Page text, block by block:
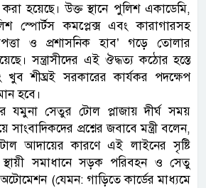
হয়েছে। উক্ত স্থানে পুলিশ একাডেমি,
স্পোর্টস কমপ্লেক্স এবং কারাগারসহ
ও প্রশাসনিক হাব’ গড়ে তোলার
সন্ত্রাসীদের এই ঔদ্ধত্য কঠোর হস্তে
শীঘ্রই সরকারের কার্যকর পদক্ষেপ
হবে।
যমুনা সেতুর টোল প্লাজায় দীর্ঘ সময়
সাংবাদিকদের প্রশ্নের জবাবে মন্ত্রী বলেন,
আদায়ের কারণে এই লাইনের সৃষ্টি
সমাধানে সড়ক পরিবহন ও সেতু
অটোমেশন (যেমন: গাড়িতে কার্ডের মাধ্যমে